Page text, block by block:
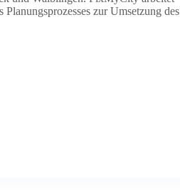
zur Umsetzung des